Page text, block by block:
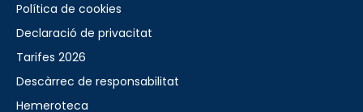
Política de cookies
Declaració de privacitat
Tarifes 2026
Descàrrec de responsabilitat
Hemeroteca